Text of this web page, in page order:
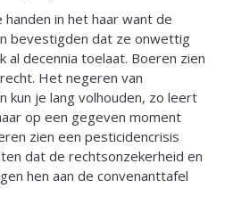
in het haar want de
bevestigden dat ze onwettig
al decennia toelaat. Boeren zien
Het negeren van
kun je lang volhouden, zo leert
op een gegeven moment
zien een pesticidencrisis
dat de rechtsonzekerheid en
hen aan de convenanttafel